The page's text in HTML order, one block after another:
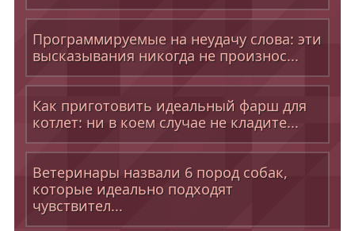
Программируемые на неудачу слова: эти
высказывания никогда не произнос...
Как приготовить идеальный фарш для
котлет: ни в коем случае не кладите...
Ветеринары назвали 6 пород собак,
которые идеально подходят
чувствител...